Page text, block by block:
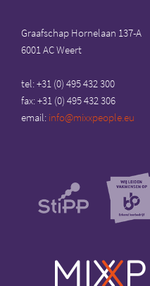
Graafschap Hornelaan 137-A
6001 AC Weert
tel: +31 (0) 495 432 300
fax: +31 (0) 495 432 306
email: info@mixxpeople.eu